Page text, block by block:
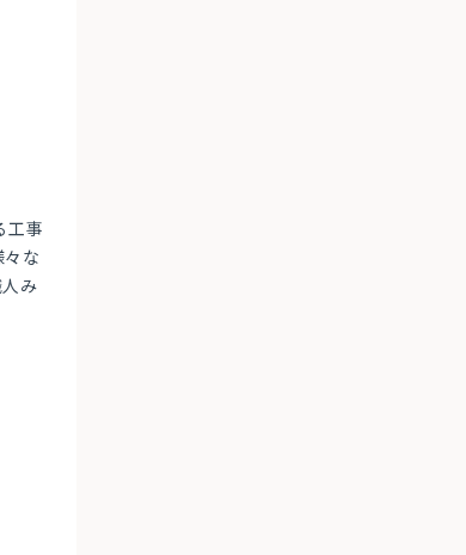
工事
な
み